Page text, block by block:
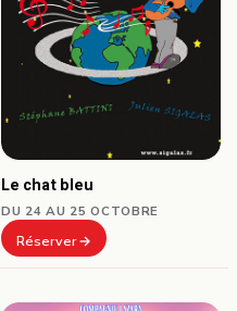
Le chat bleu
DU 24 AU 25 OCTOBRE
Réserver